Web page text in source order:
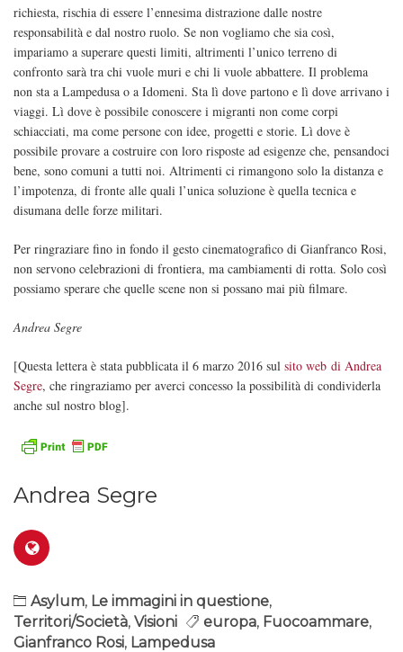
richiesta, rischia di essere l’ennesima distrazione dalle nostre
responsabilità e dal nostro ruolo. Se non vogliamo che sia così,
impariamo a superare questi limiti, altrimenti l’unico terreno di
confronto sarà tra chi vuole muri e chi li vuole abbattere. Il problema
non sta a Lampedusa o a Idomeni. Sta lì dove partono e lì dove arrivano i
viaggi. Lì dove è possibile conoscere i migranti non come corpi
schiacciati, ma come persone con idee, progetti e storie. Lì dove è
possibile provare a costruire con loro risposte ad esigenze che, pensandoci
bene, sono comuni a tutti noi. Altrimenti ci rimangono solo la distanza e
l’impotenza, di fronte alle quali l’unica soluzione è quella tecnica e
disumana delle forze militari.
Per ringraziare fino in fondo il gesto cinematografico di Gianfranco Rosi,
non servono celebrazioni di frontiera, ma cambiamenti di rotta. Solo così
possiamo sperare che quelle scene non si possano mai più filmare.
Andrea Segre
[Questa lettera è stata pubblicata il 6 marzo 2016 sul sito web di Andrea
Segre, che ringraziamo per averci concesso la possibilità di condividerla
anche sul nostro blog].
Andrea Segre
Asylum, Le immagini in questione,
Territori/Società, Visioni europa, Fuocoammare,
Gianfranco Rosi, Lampedusa